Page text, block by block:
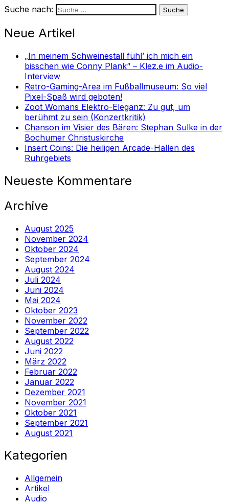
Suche nach:
Neue Artikel
„In meinem Schweinestall fühl’ ich mich ein
bisschen wie Conny Plank“ – Klez.e im Audio-
Interview
Retro-Gaming-Area im Fußballmuseum: So viel
Pixel-Spaß wird geboten!
Zoot Womans Elektro-Eleganz: Zu gut, um
berühmt zu sein (Konzertkritik)
Chanson im Visier des Bären: Stephan Sulke in der
Bochumer Christuskirche
Insert Coins: Die heiligen Arcade-Hallen des
Ruhrgebiets
Neueste Kommentare
Archive
August 2025
November 2024
Oktober 2024
September 2024
August 2024
Juli 2024
Juni 2024
Mai 2024
Oktober 2023
November 2022
September 2022
August 2022
Juni 2022
März 2022
Februar 2022
Januar 2022
Dezember 2021
November 2021
Oktober 2021
September 2021
August 2021
Kategorien
Allgemein
Artikel
Audio